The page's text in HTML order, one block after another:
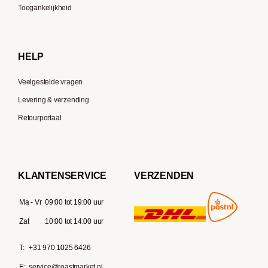
Moccamaster
Toegankelijkheid
HELP
Veelgestelde vragen
Levering & verzending
Retourportaal
KLANTENSERVICE
Ma - Vr 09:00 tot 19:00 uur
Zat 10:00 tot 14:00 uur
T: +31 970 1025 6426
VERZENDEN